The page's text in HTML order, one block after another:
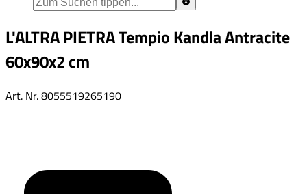
L'ALTRA PIETRA Tempio Kandla Antracite
60x90x2 cm
Art. Nr.8055519265190